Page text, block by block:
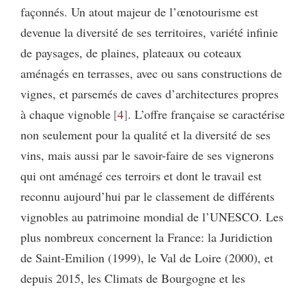
façonnés. Un atout majeur de l’œnotourisme est
devenue la diversité de ses territoires, variété infinie
de paysages, de plaines, plateaux ou coteaux
aménagés en terrasses, avec ou sans constructions de
vignes, et parsemés de caves d’architectures propres
à chaque vignoble 4 . L’offre française se caractérise
non seulement pour la qualité et la diversité de ses
vins, mais aussi par le savoir-faire de ses vignerons
qui ont aménagé ces terroirs et dont le travail est
reconnu aujourd’hui par le classement de différents
vignobles au patrimoine mondial de l’UNESCO. Les
plus nombreux concernent la France: la Juridiction
de Saint-Emilion (1999), le Val de Loire (2000), et
depuis 2015, les Climats de Bourgogne et les